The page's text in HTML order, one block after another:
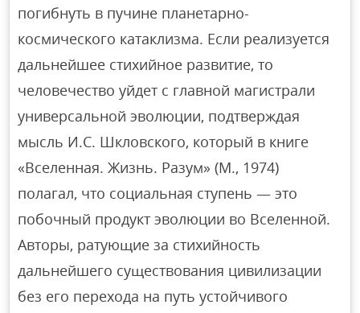
погибнуть в пучине планетарно-
космического катаклизма. Если реализуется
дальнейшее стихийное развитие, то
человечество уйдет с главной магистрали
универсальной эволюции, подтверждая
мысль И.С. Шкловского, который в книге
«Вселенная. Жизнь. Разум» (М., 1974)
полагал, что социальная ступень — это
побочный продукт эволюции во Вселенной.
Авторы, ратующие за стихийность
дальнейшего существования цивилизации
без его перехода на путь устойчивого